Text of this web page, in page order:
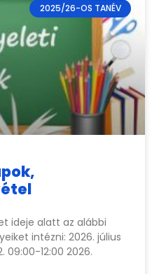
2025/26-OS TANÉV
ideje alatt az alábbi
intézni: 2026. július
09:00-12:00 2026.